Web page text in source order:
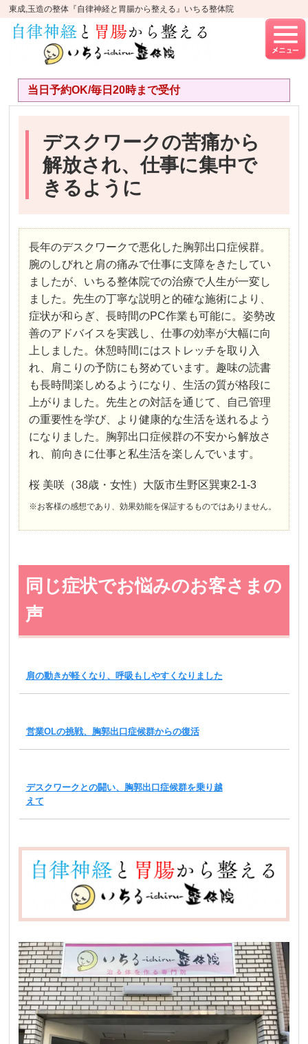
東成,玉造の整体『自律神経と胃腸から整える』いちる整体院
当日予約OK/毎日20時まで受付
デスクワークの苦痛から
解放され、仕事に集中で
きるように
長年のデスクワークで悪化した胸郭出口症候群。
腕のしびれと肩の痛みで仕事に支障をきたしてい
ましたが、いちる整体院での治療で人生が一変し
ました。先生の丁寧な説明と的確な施術により、
症状が和らぎ、長時間のPC作業も可能に。姿勢改
善のアドバイスを実践し、仕事の効率が大幅に向
上しました。休憩時間にはストレッチを取り入
れ、肩こりの予防にも努めています。趣味の読書
も長時間楽しめるようになり、生活の質が格段に
上がりました。先生との対話を通じて、自己管理
の重要性を学び、より健康的な生活を送れるよう
になりました。胸郭出口症候群の不安から解放さ
れ、前向きに仕事と私生活を楽しんでいます。
桜 美咲（38歳・女性）大阪市生野区巽東2-1-3
※お客様の感想であり、効果効能を保証するものではありません。
同じ症状でお悩みのお客さまの
声
肩の動きが軽くなり、呼吸もしやすくなりました
営業OLの挑戦、胸郭出口症候群からの復活
デスクワークとの闘い、胸郭出口症候群を乗り越
えて